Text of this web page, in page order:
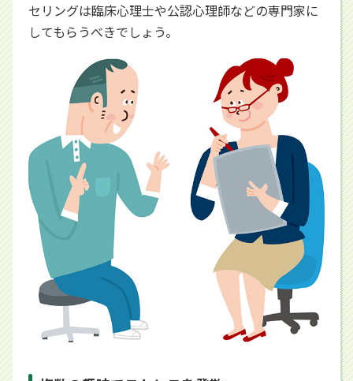
セリングは臨床心理士や公認心理師などの専門家に
してもらうべきでしょう。